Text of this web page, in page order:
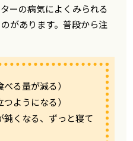
ーの病気によくみられる
があります。普段から注
る量が減る）
ようになる）
くなる、ずっと寝て